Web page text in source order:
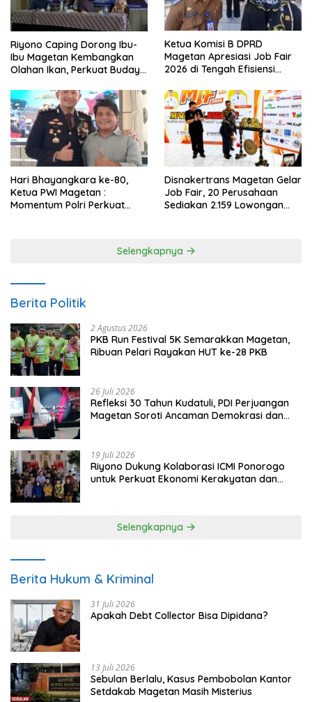
Riyono Caping Dorong Ibu-
Ibu Magetan Kembangkan
Olahan Ikan, Perkuat Budaya
Ketua Komisi B DPRD
Magetan Apresiasi Job Fair
2026 di Tengah Efisiensi
Hari Bhayangkara ke-80,
Ketua PWI Magetan :
Momentum Polri Perkuat
Disnakertrans Magetan Gelar
Job Fair, 20 Perusahaan
Sediakan 2.159 Lowongan
Selengkapnya
Berita Politik
2 Agustus 2026
PKB Run Festival 5K Semarakkan Magetan,
Ribuan Pelari Rayakan HUT ke-28 PKB
26 Juli 2026
Refleksi 30 Tahun Kudatuli, PDI Perjuangan
Magetan Soroti Ancaman Demokrasi dan
19 Juli 2026
Riyono Dukung Kolaborasi ICMI Ponorogo
untuk Perkuat Ekonomi Kerakyatan dan
Selengkapnya
Berita Hukum & Kriminal
31 Juli 2026
Apakah Debt Collector Bisa Dipidana?
13 Juli 2026
Sebulan Berlalu, Kasus Pembobolan Kantor
Setdakab Magetan Masih Misterius